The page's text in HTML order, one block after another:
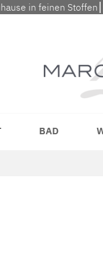
in feinen
BAD